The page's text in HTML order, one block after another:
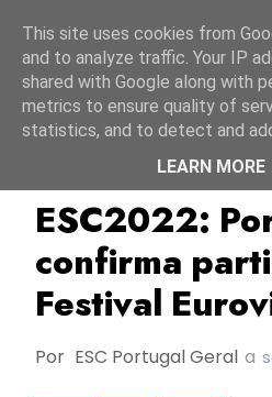
FC2022
ESC2022:
confirma
Festival
Por ESC Portugal Geral a
This site uses cookies from
and to analyze traffic. Your IP
shared with Google along with
metrics to ensure quality of
statistics, and to detect and
LEARN MORE